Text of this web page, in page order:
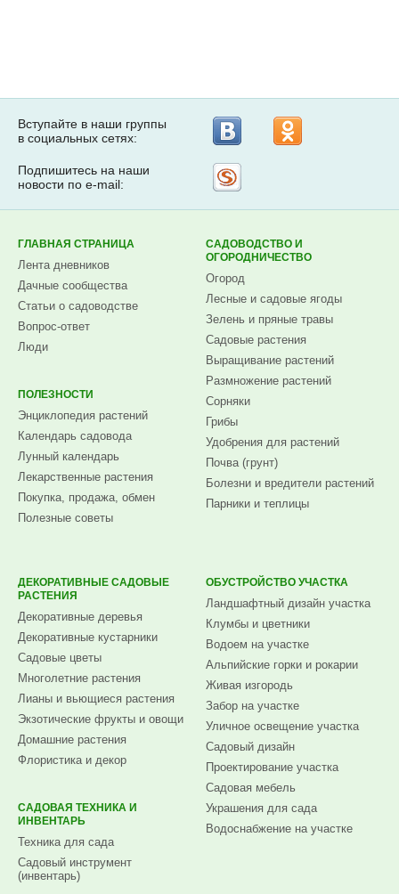
Вступайте в наши группы
в социальных сетях:
Подпишитесь на наши
новости по e-mail:
ГЛАВНАЯ СТРАНИЦА
Лента дневников
Дачные сообщества
Статьи о садоводстве
Вопрос-ответ
Люди
ПОЛЕЗНОСТИ
Энциклопедия растений
Календарь садовода
Лунный календарь
Лекарственные растения
Покупка, продажа, обмен
Полезные советы
САДОВОДСТВО И
ОГОРОДНИЧЕСТВО
Огород
Лесные и садовые ягоды
Зелень и пряные травы
Садовые растения
Выращивание растений
Размножение растений
Сорняки
Грибы
Удобрения для растений
Почва (грунт)
Болезни и вредители растений
Парники и теплицы
ДЕКОРАТИВНЫЕ САДОВЫЕ
РАСТЕНИЯ
Декоративные деревья
Декоративные кустарники
Садовые цветы
Многолетние растения
Лианы и вьющиеся растения
Экзотические фрукты и овощи
Домашние растения
Флористика и декор
САДОВАЯ ТЕХНИКА И
ИНВЕНТАРЬ
Техника для сада
Садовый инструмент
(инвентарь)
ОБУСТРОЙСТВО УЧАСТКА
Ландшафтный дизайн участка
Клумбы и цветники
Водоем на участке
Альпийские горки и рокарии
Живая изгородь
Забор на участке
Уличное освещение участка
Садовый дизайн
Проектирование участка
Садовая мебель
Украшения для сада
Водоснабжение на участке